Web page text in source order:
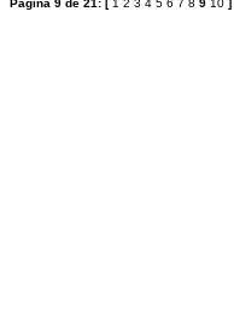
Página 9 de 21: [ 1 2 3 4 5 6 7 8 9 10 ]